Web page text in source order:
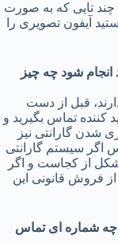
و سیم چند تایی که به صورت
آیفون تصویری را
انجام شود چه چیز
قبل از دست
کننده تماس بگیرید و
شدن گارانتی نیز
اگر سیستم گارانتی
از کجاست و اگر
فروش قانونی این
چه شماره ای تماس